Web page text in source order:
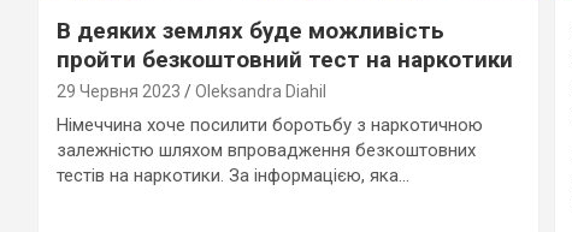
В деяких землях буде можливість
пройти безкоштовний тест на наркотики
29 Червня 2023 Oleksandra Diahil
Німеччина хоче посилити боротьбу з наркотичною
залежністю шляхом впровадження безкоштовних
тестів на наркотики. За інформацією, яка…